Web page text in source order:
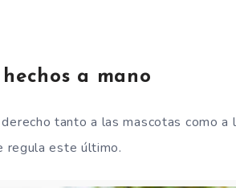
a mano
tanto a las mascotas como
regula este último.